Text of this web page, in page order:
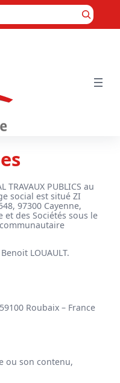
PUBLICS au
social est situé ZI
97300 Cayenne,
et des Sociétés sous le
LOUAULT.
Roubaix – France
ou son contenu,